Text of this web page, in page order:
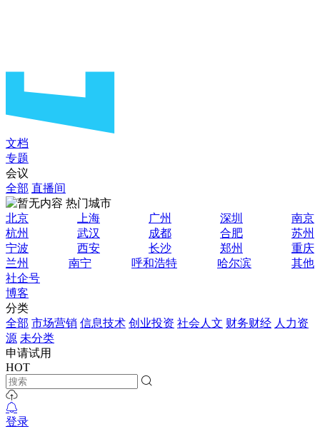
文档
专题
会议
全部 直播间
热门城市
北京
上海 广州 深圳
南京
杭州
武汉 成都 合肥
苏州
宁波
西安 长沙 郑州
重庆
兰州
南宁 呼和浩特 哈尔滨
其他
社企号
博客
分类
全部 市场营销 信息技术 创业投资 社会人文 财务财经 人力资
源 未分类
申请试用
HOT
登录